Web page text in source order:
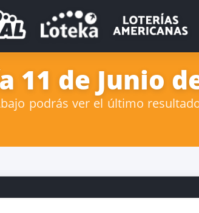
11 de Junio
podrás ver el último